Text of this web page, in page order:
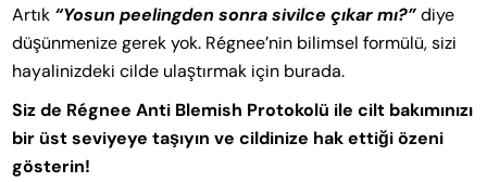
Artık “Yosun peelingden sonra sivilce çıkar mı?”diye
düşünmenize gerek yok. Régnee’nin bilimsel formülü, sizi
hayalinizdeki cilde ulaştırmak için burada.
Siz de Régnee Anti Blemish Protokolü ile cilt bakımınızı
bir üst seviyeye taşıyın ve cildinize hak ettiği özeni
gösterin!